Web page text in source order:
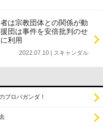
は宗教団体との関係が動
団は事件を安倍批判のせ
利用
2022.07.10 | スキャンダル
プロパガンダ！